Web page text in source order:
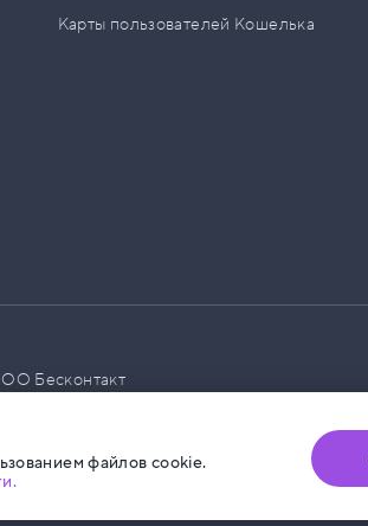
Карты пользователей Кошелька
Бесконтакт
файлов cookie.